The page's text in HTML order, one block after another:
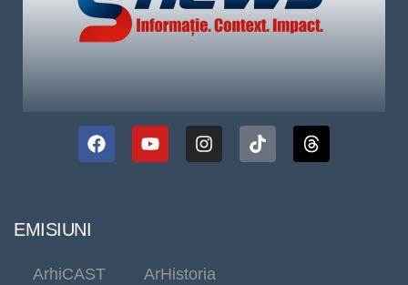
EMISIUNI
ArhiCAST
ArHistoria